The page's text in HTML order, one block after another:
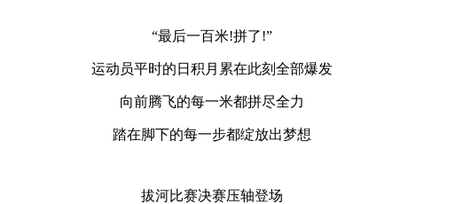
“最后一百米!拼了!”
运动员平时的日积月累在此刻全部爆发
向前腾飞的每一米都拼尽全力
踏在脚下的每一步都绽放出梦想
拔河比赛决赛压轴登场